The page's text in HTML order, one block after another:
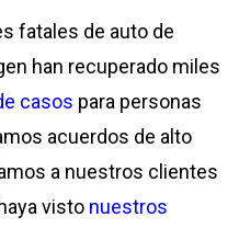
fatales de auto de
han recuperado miles
casos para personas
acuerdos de alto
a nuestros clientes
visto nuestros